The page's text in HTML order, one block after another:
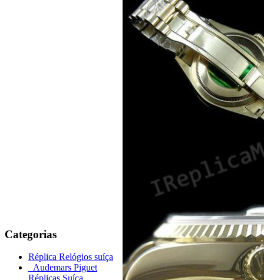
Categorias
Réplica Relógios suíça
Audemars Piguet